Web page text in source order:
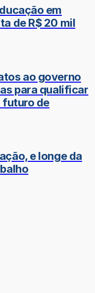
em
de R$ 20 mil
ao governo
para qualificar
futuro de
e longe da